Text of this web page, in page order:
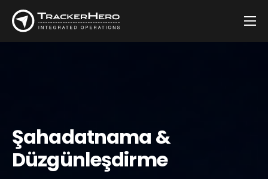
Kompaniýa
Habarlaşmak
Şahadatnama &
Düzgünleşdirme